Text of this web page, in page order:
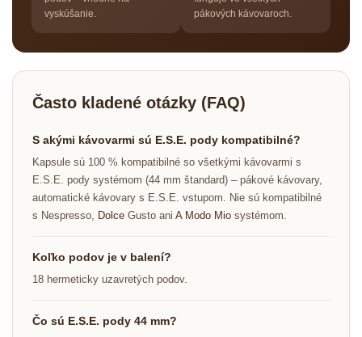
vyskúšanie.
pákových kávovaroch.
Často kladené otázky (FAQ)
S akými kávovarmi sú E.S.E. pody kompatibilné?
Kapsule sú 100 % kompatibilné so všetkými kávovarmi s
E.S.E. pody systémom (44 mm štandard) – pákové kávovary,
automatické kávovary s E.S.E. vstupom. Nie sú kompatibilné
s Nespresso, Dolce Gusto ani A Modo Mio systémom.
Koľko podov je v balení?
18 hermeticky uzavretých podov.
Čo sú E.S.E. pody 44 mm?